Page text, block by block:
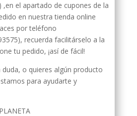
,en el apartado de cupones de la
en nuestra tienda online
por teléfono
recuerda facilitárselo a la
tu pedido, ¡así de fácil!
o quieres algún producto
para ayudarte y